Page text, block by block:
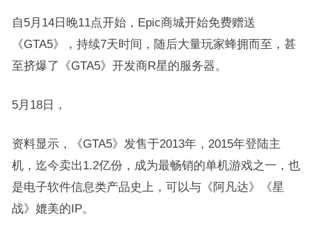
自5月14日晚11点开始，Epic商城开始免费赠送
《GTA5》，持续7天时间，随后大量玩家蜂拥而至，甚
至挤爆了《GTA5》开发商R星的服务器。
5月18日，
资料显示，《GTA5》发售于2013年，2015年登陆主
机，迄今卖出1.2亿份，成为最畅销的单机游戏之一，也
是电子软件信息类产品史上，可以与《阿凡达》《星
战》媲美的IP。